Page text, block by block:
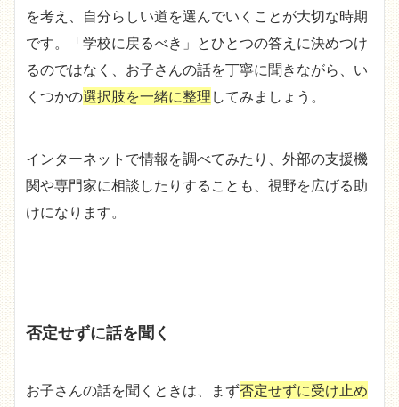
を考え、自分らしい道を選んでいくことが大切な時期
です。「学校に戻るべき」とひとつの答えに決めつけ
るのではなく、お子さんの話を丁寧に聞きながら、い
くつかの選択肢を一緒に整理 してみましょう。
インターネットで情報を調べてみたり、外部の支援機
関や専門家に相談したりすることも、視野を広げる助
けになります。
否定せずに話を聞く
お子さんの話を聞くときは、まず否定せずに受け止め